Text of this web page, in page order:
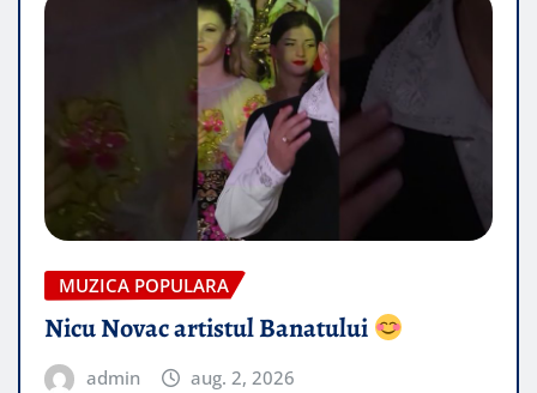
MUZICA POPULARA
Nicu Novac artistul Banatului
admin aug. 2, 2026